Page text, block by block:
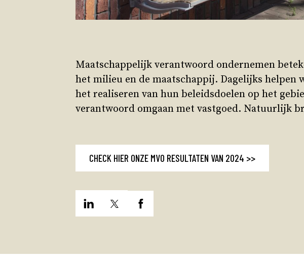
Maatschappelijk verantwoord ondernemen
het milieu en de maatschappij. Dagelijks helpen
het realiseren van hun beleidsdoelen op het
verantwoord omgaan met vastgoed. Natuurlijk
CHECK HIER ONZE MVO RESULTATEN VAN 2024 >>